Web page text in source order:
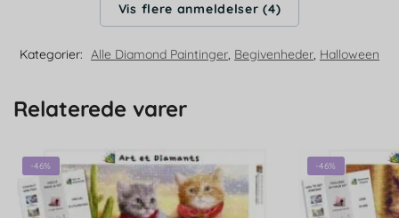
Vis flere anmeldelser (4)
Kategorier: Alle Diamond Paintinger, Begivenheder, Halloween
Relaterede varer
-46% -46%